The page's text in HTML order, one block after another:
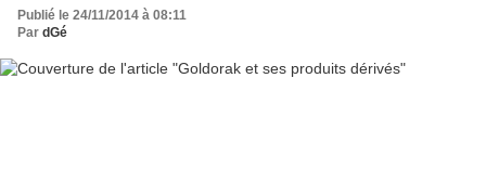
Publié le 24/11/2014 à 08:11
Par dGé